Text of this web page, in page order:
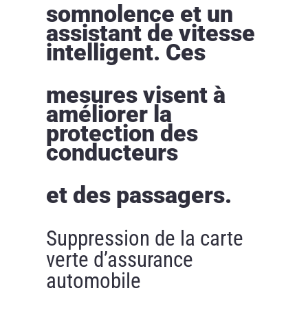
somnolence et un
assistant de vitesse
intelligent. Ces
mesures visent à
améliorer la
protection des
conducteurs
et des passagers.
Suppression de la carte
verte d’assurance
automobile